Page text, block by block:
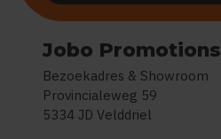
Jobo Promotions
Bezoekadres & Showroom
Provincialeweg 59
5334 JD Velddriel